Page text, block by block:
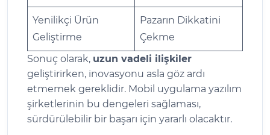
Yenilikçi Ürün
Geliştirme
Pazarın Dikkatini
Çekme
Sonuç olarak, uzun vadeli ilişkiler
geliştirirken, inovasyonu asla göz ardı
etmemek gereklidir. Mobil uygulama yazılım
şirketlerinin bu dengeleri sağlaması,
sürdürülebilir bir başarı için yararlı olacaktır.